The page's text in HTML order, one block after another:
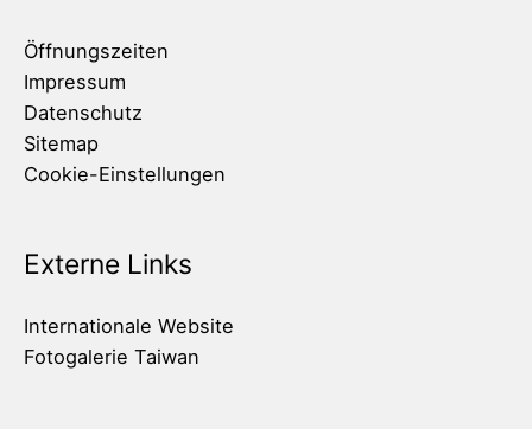
Öffnungszeiten
Impressum
Datenschutz
Sitemap
Cookie-Einstellungen
Externe Links
Internationale Website
Fotogalerie Taiwan